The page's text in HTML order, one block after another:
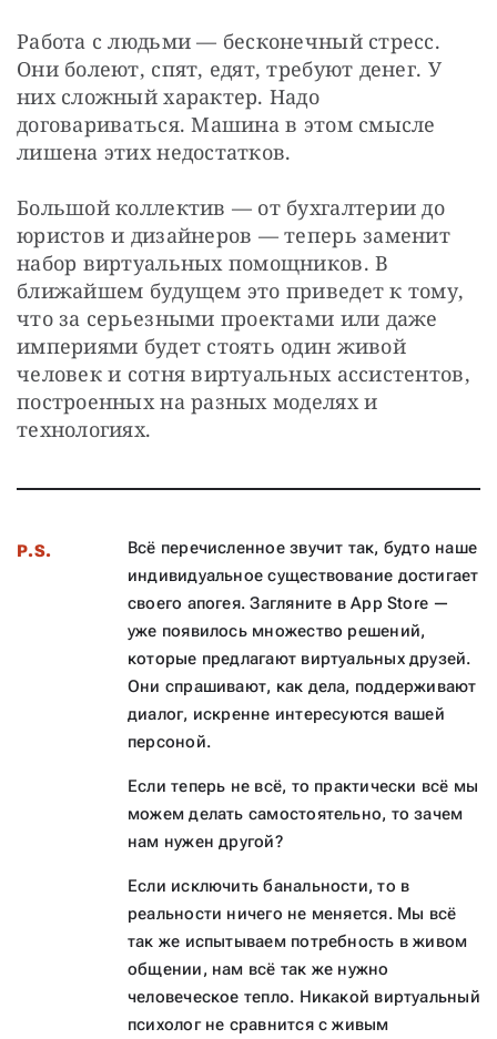
Работа с людьми — бесконечный стресс.
Они болеют, спят, едят, требуют денег. У
них сложный характер. Надо
договариваться. Машина в этом смысле
лишена этих недостатков.
Большой коллектив — от бухгалтерии до
юристов и дизайнеров — теперь заменит
набор виртуальных помощников. В
ближайшем будущем это приведет к тому,
что за серьезными проектами или даже
империями будет стоять один живой
человек и сотня виртуальных ассистентов,
построенных на разных моделях и
технологиях.
P.S.
Всё перечисленное звучит так, будто наше
индивидуальное существование достигает
своего апогея. Загляните в App Store —
уже появилось множество решений,
которые предлагают виртуальных друзей.
Они спрашивают, как дела, поддерживают
диалог, искренне интересуются вашей
персоной.
Если теперь не всё, то практически всё мы
можем делать самостоятельно, то зачем
нам нужен другой?
Если исключить банальности, то в
реальности ничего не меняется. Мы всё
так же испытываем потребность в живом
общении, нам всё так же нужно
человеческое тепло. Никакой виртуальный
психолог не сравнится с живым